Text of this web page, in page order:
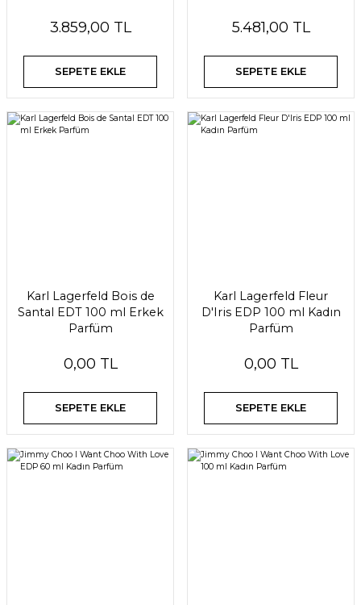
3.859,00 TL
SEPETE EKLE
5.481,00 TL
SEPETE EKLE
Karl Lagerfeld Bois de
Santal EDT 100 ml Erkek
Parfüm
0,00 TL
SEPETE EKLE
Karl Lagerfeld Fleur
D'Iris EDP 100 ml Kadın
Parfüm
0,00 TL
SEPETE EKLE